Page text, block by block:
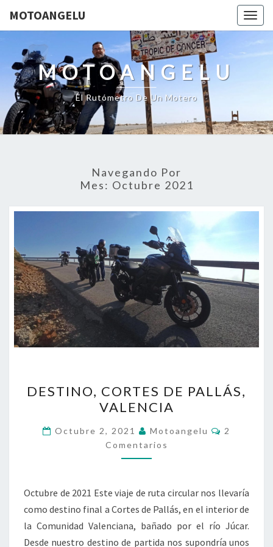
MOTOANGELU
MOTOANGELU
El Rutómetro De Un Motero
Navegando Por
Mes: Octubre 2021
CORTES
DE
PALLÁS,
VALENCIA
DESTINO, CORTES DE PALLÁS,
VALENCIA
Octubre 2, 2021 Motoangelu
2
Comentarios
Octubre de 2021 Este viaje de ruta circular nos llevaría
como destino final a Cortes de Pallás, en el interior de
la Comunidad Valenciana, bañado por el río Júcar.
Desde nuestro destino de partida nos supondría unos